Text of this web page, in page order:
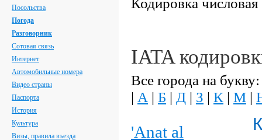
Посольства
Погода
Разговорник
Сотовая связь
Интернет
Автомобильные номера
Видео страны
Паспорта
История
Культура
Визы, правила въезда
IATA
Все города на букву:
| А | Б | Д | З | К | М |
'Anat al
К